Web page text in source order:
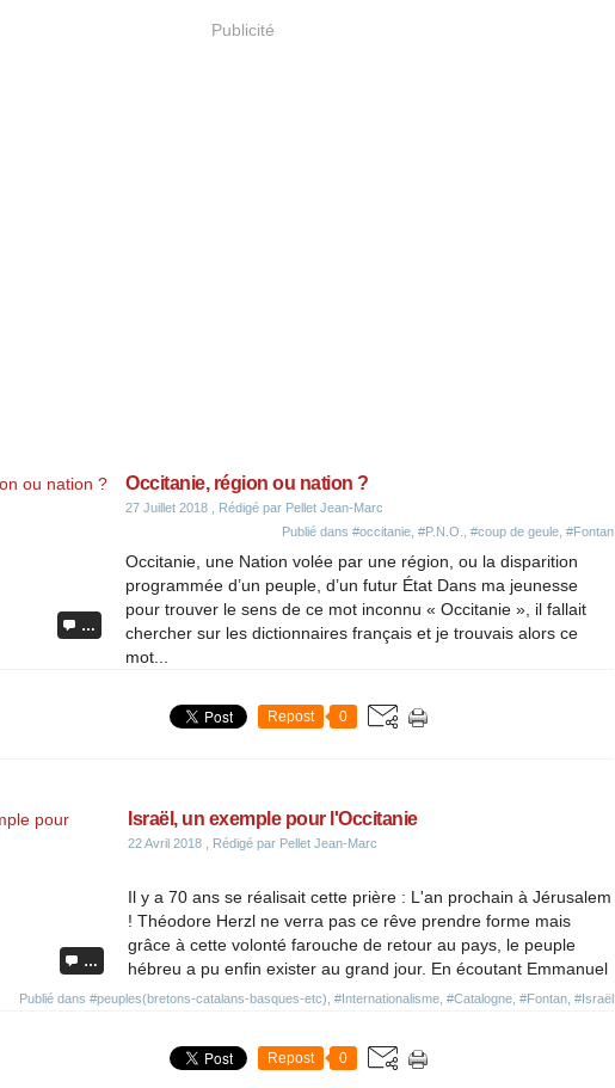
Publicité
…
Occitanie, région ou nation ?
27 Juillet 2018 , Rédigé par Pellet Jean-Marc
Publié dans #occitanie #P.N.O. #coup de geule #Fontan
Occitanie, une Nation volée par une région, ou la disparition
programmée d’un peuple, d’un futur État Dans ma jeunesse
pour trouver le sens de ce mot inconnu « Occitanie », il fallait
chercher sur les dictionnaires français et je trouvais alors ce
mot...
Repost 0
…
Israël, un exemple pour l'Occitanie
22 Avril 2018 , Rédigé par Pellet Jean-Marc
Publié dans #peuples(bretons-catalans-basques-etc) #Internationalisme #Catalogne #Fontan #Israël
Il y a 70 ans se réalisait cette prière : L'an prochain à Jérusalem
! Théodore Herzl ne verra pas ce rêve prendre forme mais
grâce à cette volonté farouche de retour au pays, le peuple
hébreu a pu enfin exister au grand jour. En écoutant Emmanuel
Repost 0